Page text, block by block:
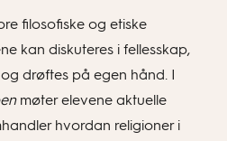
filosofiske og etiske
kan diskuteres i fellesskap,
drøftes på egen hånd. I
møter elevene aktuelle
hvordan religioner i